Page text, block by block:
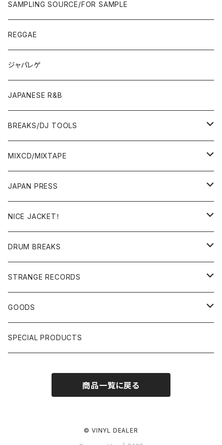
ROCK/AOR
LP
JAPANESE
OTHERS
7"/12"
JAPANESE
OTHERS
SAMPLING SOURCE/FOR SAMPLE
REGGAE
ジャパレゲ
JAPANESE R&B
BREAKS/DJ TOOLS
BREAKS/MEGAMIX/CUT UP
RE-EDIT/DJ TOOLS
MIXCD/MIXTAPE
MIXCD
日本語ラップ
JAPANESE DJ
MIXTAPE
JAPAN PRESS
LP(+ OBI)
7"/12"
NICE JACKET！
DONUTS 45
GIRLS
HIPHOP CLASSIC GALLERY
日本語ラップ CLASSIC GALLERY
DRUM BREAKS
US/UK/OTHERS
JAPANESE
STRANGE RECORDS
DRUM DRUM DRUM/KARAOKE
パチソン/AUDIO CHECK/LIBRARY
GOODS
BOOK
SPECIAL PRODUCTS
商品一覧に戻る
© VINYL DEALER